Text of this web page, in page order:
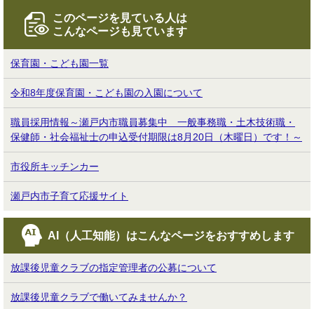
このページを見ている人は
こんなページも見ています
保育園・こども園一覧
令和8年度保育園・こども園の入園について
職員採用情報～瀬戸内市職員募集中 一般事務職・土木技術職・
保健師・社会福祉士の申込受付期限は8月20日（木曜日）です！～
市役所キッチンカー
瀬戸内市子育て応援サイト
AI（人工知能）はこんなページをおすすめします
放課後児童クラブの指定管理者の公募について
放課後児童クラブで働いてみませんか？